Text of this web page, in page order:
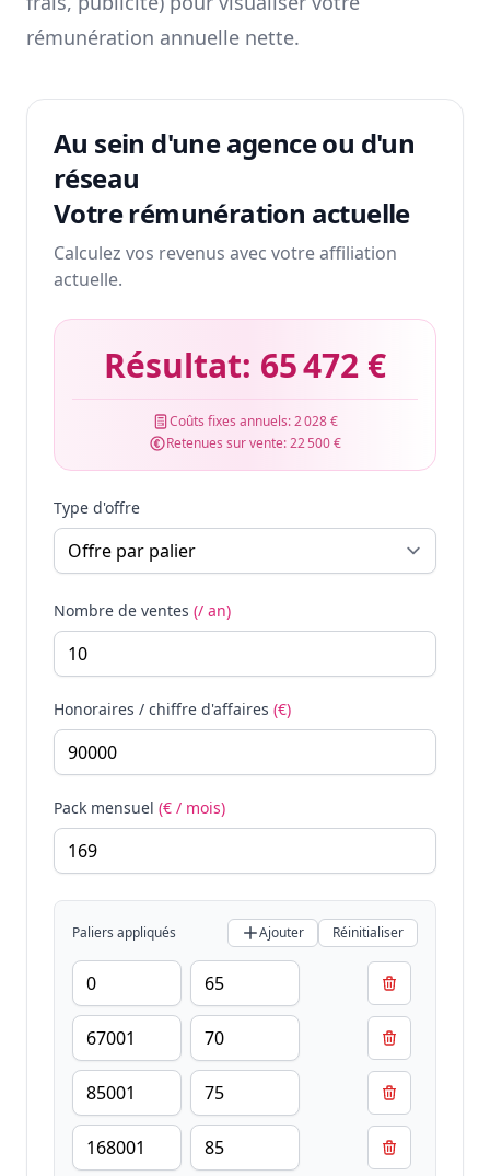
rémunération annuelle nette.
Au sein d'une agence ou d'un
réseau
Votre rémunération actuelle
Calculez vos revenus avec votre affiliation
actuelle.
Résultat: 65 472 €
Coûts fixes annuels:2 028 €
Retenues sur vente:22 500 €
Type d'offre
Nombre de ventes (/ an)
Honoraires / chiffre d'affaires (€)
Pack mensuel (€ / mois)
Paliers appliqués Ajouter Réinitialiser